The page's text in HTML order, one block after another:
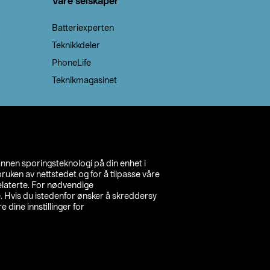
sporingsteknologi på din enhet i
av nettstedet og for å tilpasse våre
For nødvendige
Hvis du istedenfor ønsker å skreddersy
dine innstillinger for
Batteriexperten
Teknikkdeler
PhoneLife
Teknikmagasinet